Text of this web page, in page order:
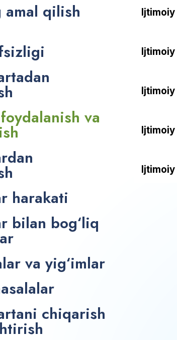
amal qilish
va
harakati
bilan bog‘liq
va yig‘imlar
chiqarish